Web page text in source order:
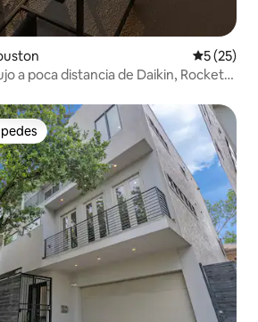
5 (25)
a poca distancia de Daikin, Rockets